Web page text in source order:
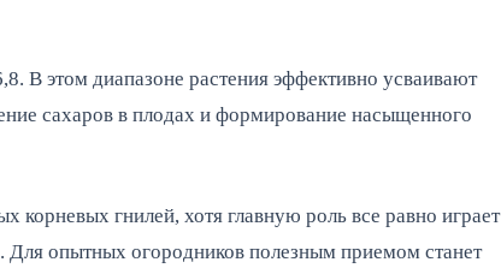
В этом диапазоне растения эффективно усваивают
сахаров в плодах и формирование насыщенного
корневых гнилей, хотя главную роль все равно играет
опытных огородников полезным приемом станет